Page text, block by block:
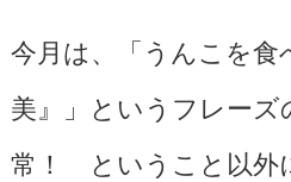
今月は、「うんこを食
美』」というフレー
常！ ということ以外